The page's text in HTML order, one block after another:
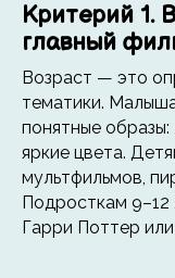
Критерий 1.
главный
Возраст — это
тематики.
понятные
яркие цвета.
мультфильмов,
Подросткам 9–12
Гарри Поттер